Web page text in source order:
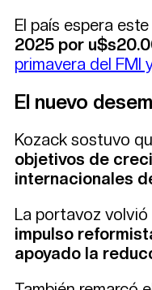
El país espera
2025 por
primavera del FMI
El nuevo
Kozack sostuvo
objetivos de
internacionales
La portavoz volvió
impulso
apoyado la